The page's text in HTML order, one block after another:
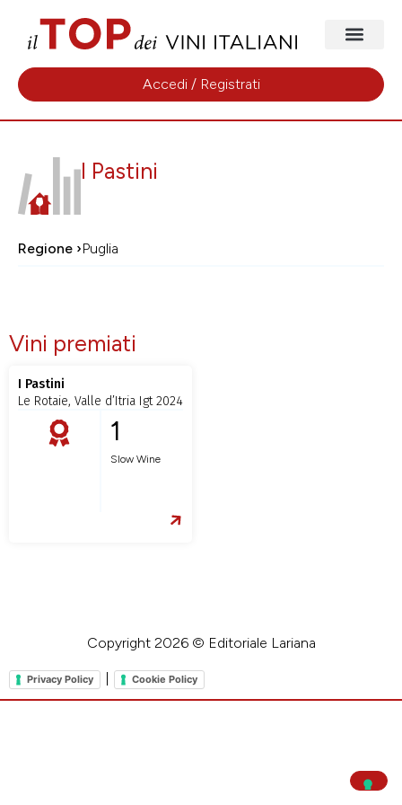
Accedi / Registrati
I Pastini
Regione ›Puglia
Vini premiati
I Pastini
Le Rotaie, Valle d’Itria Igt 2024
1
Slow Wine
Copyright 2026 © Editoriale Lariana
Privacy Policy Cookie Policy